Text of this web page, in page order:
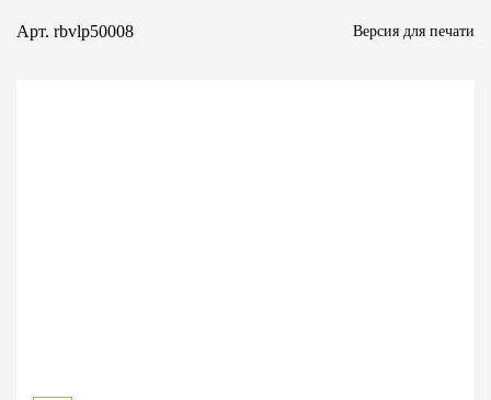
Арт. rbvlp50008 Версия для печати